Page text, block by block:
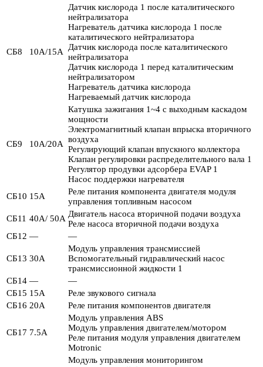
СБ8 10А/15А
Датчик кислорода 1 после каталитического
нейтрализатора
Нагреватель датчика кислорода 1 после
каталитического нейтрализатора
Датчик кислорода после каталитического
нейтрализатора
Датчик кислорода 1 перед каталитическим
нейтрализатором
Нагреватель датчика кислорода
Нагреваемый датчик кислорода
СБ9 10А/20А
Катушка зажигания 1~4 с выходным каскадом
мощности
Электромагнитный клапан впрыска вторичного
воздуха
Регулирующий клапан впускного коллектора
Клапан регулировки распределительного вала 1
Регулятор продувки адсорбера EVAP 1
Насос поддержки нагревателя
СБ10 15А
Реле питания компонента двигателя модуля
управления топливным насосом
СБ11 40А/ 50А Двигатель насоса вторичной подачи воздуха
Реле насоса вторичной подачи воздуха
СБ12 — —
СБ13 30А
Модуль управления трансмиссией
Вспомогательный гидравлический насос
трансмиссионной жидкости 1
СБ14 —
—
СБ15 15А
Реле звукового сигнала
СБ16 20А Реле питания компонентов двигателя
СБ17 7.5А
Модуль управления ABS
Модуль управления двигателем/мотором
Реле питания модуля управления двигателем
Motronic
Модуль управления мониторингом